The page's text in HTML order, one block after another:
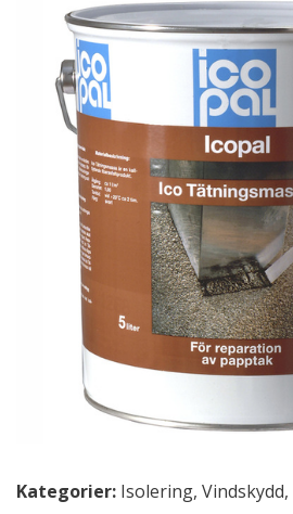
Kategorier: Isolering, Vindskydd,